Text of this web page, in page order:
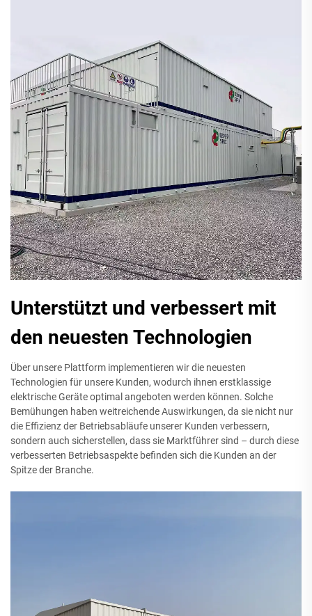
Unterstützt und verbessert mit
den neuesten Technologien
Über unsere Plattform implementieren wir die neuesten
Technologien für unsere Kunden, wodurch ihnen erstklassige
elektrische Geräte optimal angeboten werden können. Solche
Bemühungen haben weitreichende Auswirkungen, da sie nicht nur
die Effizienz der Betriebsabläufe unserer Kunden verbessern,
sondern auch sicherstellen, dass sie Marktführer sind – durch diese
verbesserten Betriebsaspekte befinden sich die Kunden an der
Spitze der Branche.